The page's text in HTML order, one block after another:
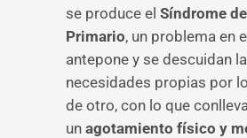
se produce el Síndrome
Primario, un problema en
antepone y se descuidan
necesidades propias por
de otro, con lo que
un agotamiento físico y